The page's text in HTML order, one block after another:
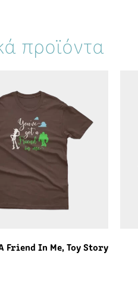
προϊόντα
Friend In Me, Toy Story